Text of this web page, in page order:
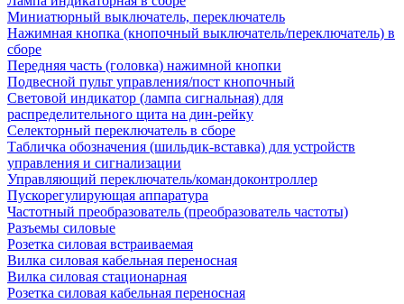
Миниатюрный выключатель, переключатель
Нажимная кнопка (кнопочный выключатель/переключатель) в
сборе
Передняя часть (головка) нажимной кнопки
Подвесной пульт управления/пост кнопочный
Световой индикатор (лампа сигнальная) для
распределительного щита на дин-рейку
Селекторный переключатель в сборе
Табличка обозначения (шильдик-вставка) для устройств
управления и сигнализации
Управляющий переключатель/командоконтроллер
Пускорегулирующая аппаратура
Частотный преобразователь (преобразователь частоты)
Разъемы силовые
Розетка силовая встраиваемая
Вилка силовая кабельная переносная
Вилка силовая стационарная
Розетка силовая кабельная переносная